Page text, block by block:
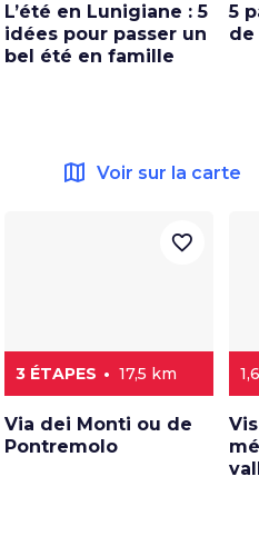
L’été en Lunigiane : 5
idées pour passer un
bel été en famille
5
de
map Voir sur la carte
3 ÉTAPES 17,5 km
Via dei Monti ou de
Pontremolo
favorite_border